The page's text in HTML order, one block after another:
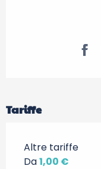
Tariffe
Altre tariffe
Da1,00 €